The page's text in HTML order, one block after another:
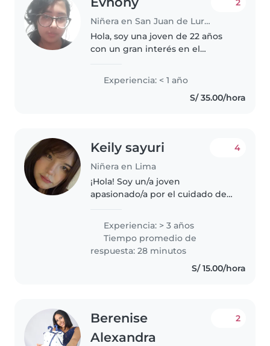
Niñera en San Juan de Lurigancho
2
Hola, soy una joven de 22 años
con un gran interés en el
cuento con experiencia previa,
tengo habilidades muy valiosas
para entretener y cuidar a los..
Experiencia: < 1 año
S/ 35.00/hora
Keily sayuri
Niñera en Lima
4
¡Hola! Soy un/a joven
apasionado/a por el cuidado de
trabajando con bebés, niños
pequeños y niños en edad
escolar. Me encanta dibujar, leer
cuentos,..
Experiencia: > 3 años
Tiempo promedio de
respuesta: 28 minutos
S/ 15.00/hora
Berenise
Alexandra
2